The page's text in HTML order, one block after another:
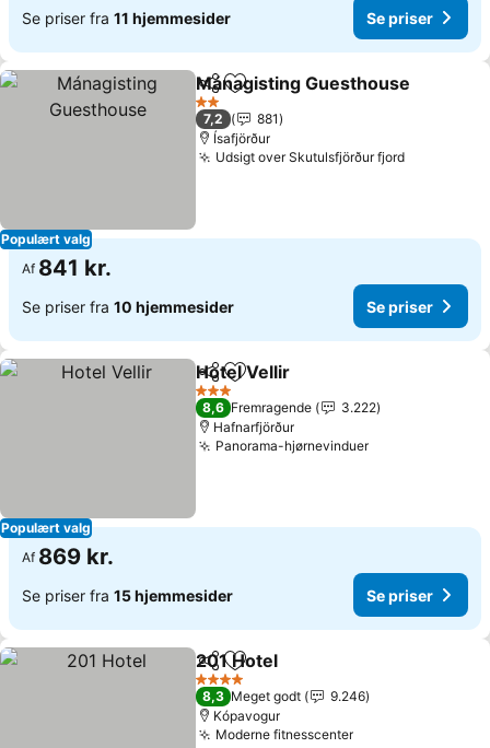
Se priser fra 11 hjemmesider Se priser
Populært valg
Del Føj til favoritter
Mánagisting Guesthouse
2 Stjerner
7,2
881
Ísafjörður
Udsigt over Skutulsfjörður fjord
Af 841 kr.
Se priser fra 10 hjemmesider Se priser
Populært valg
Del Føj til favoritter
Hotel Vellir
3 Stjerner
8,6 Fremragende
3.222
Hafnarfjörður
Panorama-hjørnevinduer
Af 869 kr.
Se priser fra 15 hjemmesider Se priser
Del Føj til favoritter
201 Hotel
4 Stjerner
8,3 Meget godt
9.246
Kópavogur
Moderne fitnesscenter